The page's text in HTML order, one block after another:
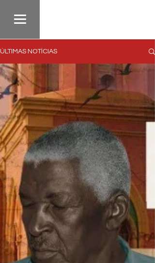
ÚLTIMAS NOTÍCIAS